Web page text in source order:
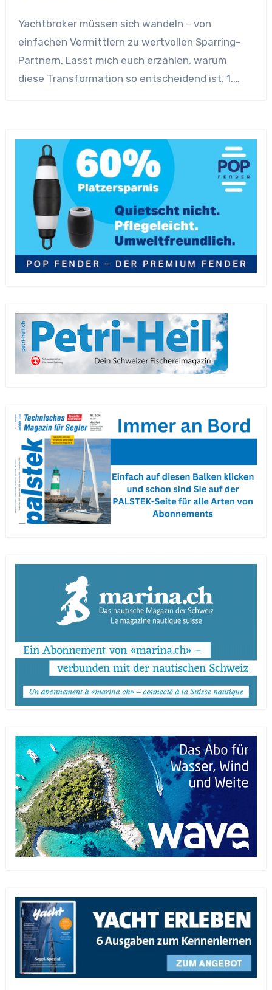
Yachtbroker müssen sich wandeln – von
einfachen Vermittlern zu wertvollen Sparring-
Partnern. Lasst mich euch erzählen, warum
diese Transformation so entscheidend ist. 1.…